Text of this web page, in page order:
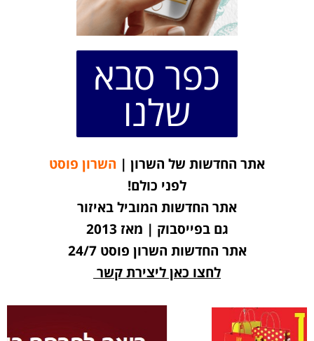
כפר סבא
שלנו
אתר החדשות של השרון | השרון פוסט
לפני כולם!
אתר החדשות המוביל באיזור
גם בפייסבוק | מאז 2013
אתר החדשות השרון פוסט 24/7
לחצו כאן ליצירת קשר